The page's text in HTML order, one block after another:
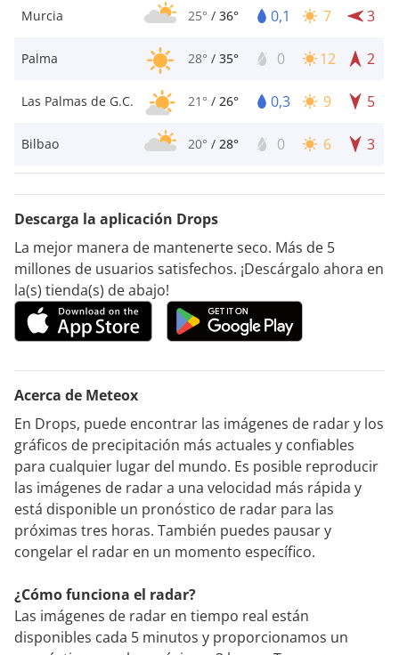
Murcia 25° / 36° 0,1 7 3
Palma 28° / 35° 0 12 2
Las Palmas de G.C. 21° / 26° 0,3 9 5
Bilbao 20° / 28° 0 6 3
Descarga la aplicación Drops
La mejor manera de mantenerte seco. Más de 5
millones de usuarios satisfechos. ¡Descárgalo ahora en
la(s) tienda(s) de abajo!
Acerca de Meteox
En Drops, puede encontrar las imágenes de radar y los
gráficos de precipitación más actuales y confiables
para cualquier lugar del mundo. Es posible reproducir
las imágenes de radar a una velocidad más rápida y
está disponible un pronóstico de radar para las
próximas tres horas. También puedes pausar y
congelar el radar en un momento específico.
¿Cómo funciona el radar?
Las imágenes de radar en tiempo real están
disponibles cada 5 minutos y proporcionamos un